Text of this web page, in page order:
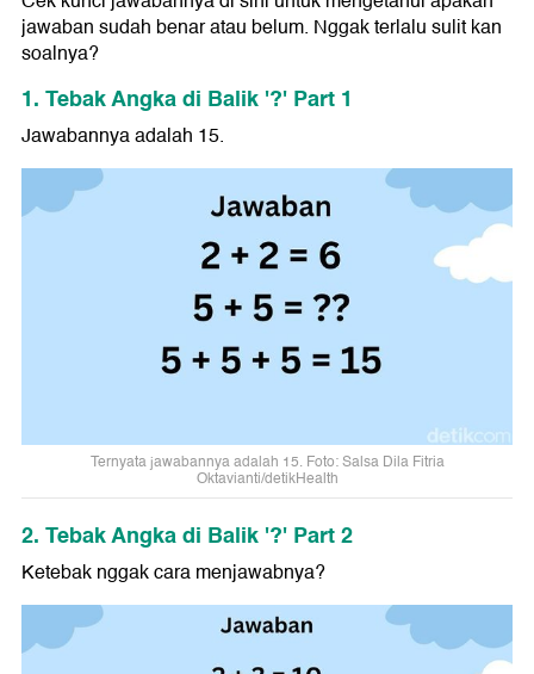
jawaban sudah benar atau belum. Nggak terlalu sulit kan
soalnya?
1. Tebak Angka di Balik '?' Part 1
Jawabannya adalah 15.
Ternyata jawabannya adalah 15. Foto: Salsa Dila Fitria
Oktavianti/detikHealth
2. Tebak Angka di Balik '?' Part 2
Ketebak nggak cara menjawabnya?